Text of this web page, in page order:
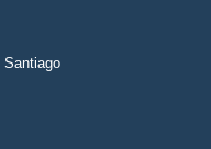
Santiago